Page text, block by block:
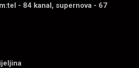
- 84 kanal, supernova - 67